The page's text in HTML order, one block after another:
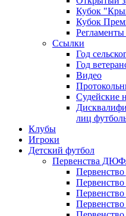
Кубок
Кубок
Ссылки
Год
Год
Видео
Судейские
лиц
Клубы
Игроки
Детский футбол
Первенства